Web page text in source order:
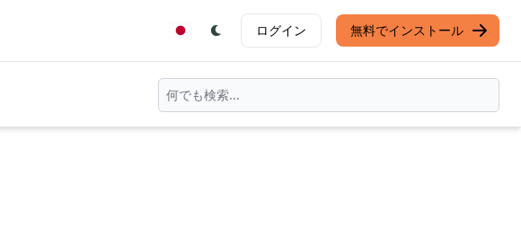
ログイン 無料でインストール